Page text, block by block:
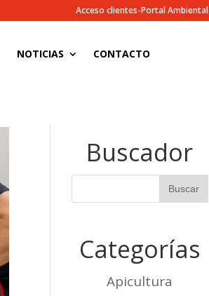
Acceso clientes-Portal Ambiental
NOTICIAS CONTACTO
Buscador
Categorías
Apicultura